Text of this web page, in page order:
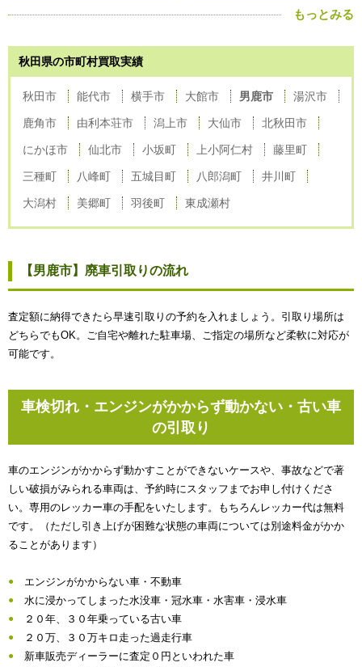
もっとみる
秋田県の市町村買取実績
秋田市 能代市 横手市 大館市 男鹿市 湯沢市
鹿角市 由利本荘市 潟上市 大仙市 北秋田市
にかほ市 仙北市 小坂町 上小阿仁村 藤里町
三種町 八峰町 五城目町 八郎潟町 井川町
大潟村 美郷町 羽後町 東成瀬村
【男鹿市】廃車引取りの流れ
査定額に納得できたら早速引取りの予約を入れましょう。引取り場所は
どちらでもOK。ご自宅や離れた駐車場、ご指定の場所など柔軟に対応が
可能です。
車検切れ・エンジンがかからず動かない・古い車
の引取り
車のエンジンがかからず動かすことができないケースや、事故などで著
しい破損がみられる車両は、予約時にスタッフまでお申し付けくださ
い。専用のレッカー車の手配をいたします。もちろんレッカー代は無料
です。（ただし引き上げが困難な状態の車両については別途料金がかか
ることがあります）
エンジンがかからない車・不動車
水に浸かってしまった水没車・冠水車・水害車・浸水車
２０年、３０年乗っている古い車
２０万、３０万キロ走った過走行車
新車販売ディーラーに査定０円といわれた車